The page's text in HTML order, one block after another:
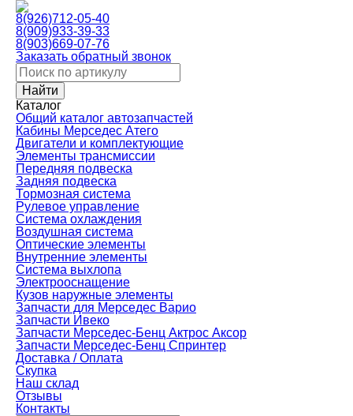
8(926)712-05-40
8(909)933-39-33
8(903)669-07-76
Заказать обратный звонок
Каталог
Общий каталог автозапчастей
Кабины Мерседес Атего
Двигатели и комплектующие
Элементы трансмиссии
Передняя подвеска
Задняя подвеска
Тормозная сиcтема
Рулевое управление
Система охлаждения
Воздушная система
Оптические элементы
Внутренние элементы
Система выхлопа
Электрооснащение
Кузов наружные элементы
Запчасти для Мерседес Варио
Запчасти Ивеко
Запчасти Мерседес-Бенц Актрос Аксор
Запчасти Мерседес-Бенц Спринтер
Доставка / Оплата
Скупка
Наш склад
Отзывы
Контакты